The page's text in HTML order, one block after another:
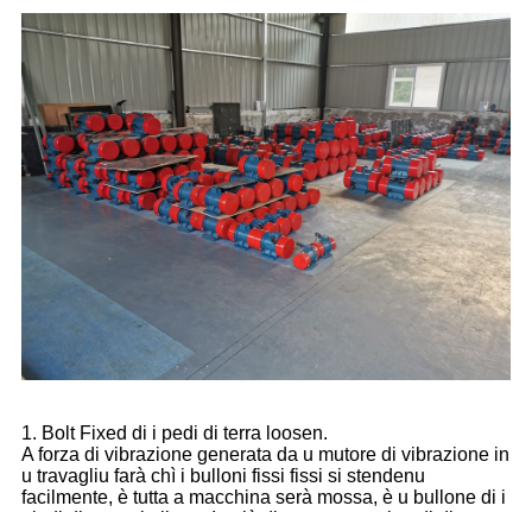
1. Bolt Fixed di i pedi di terra loosen.
A forza di vibrazione generata da u mutore di vibrazione in
u travagliu farà chì i bulloni fissi fissi si stendenu
facilmente, è tutta a macchina serà mossa, è u bullone di i